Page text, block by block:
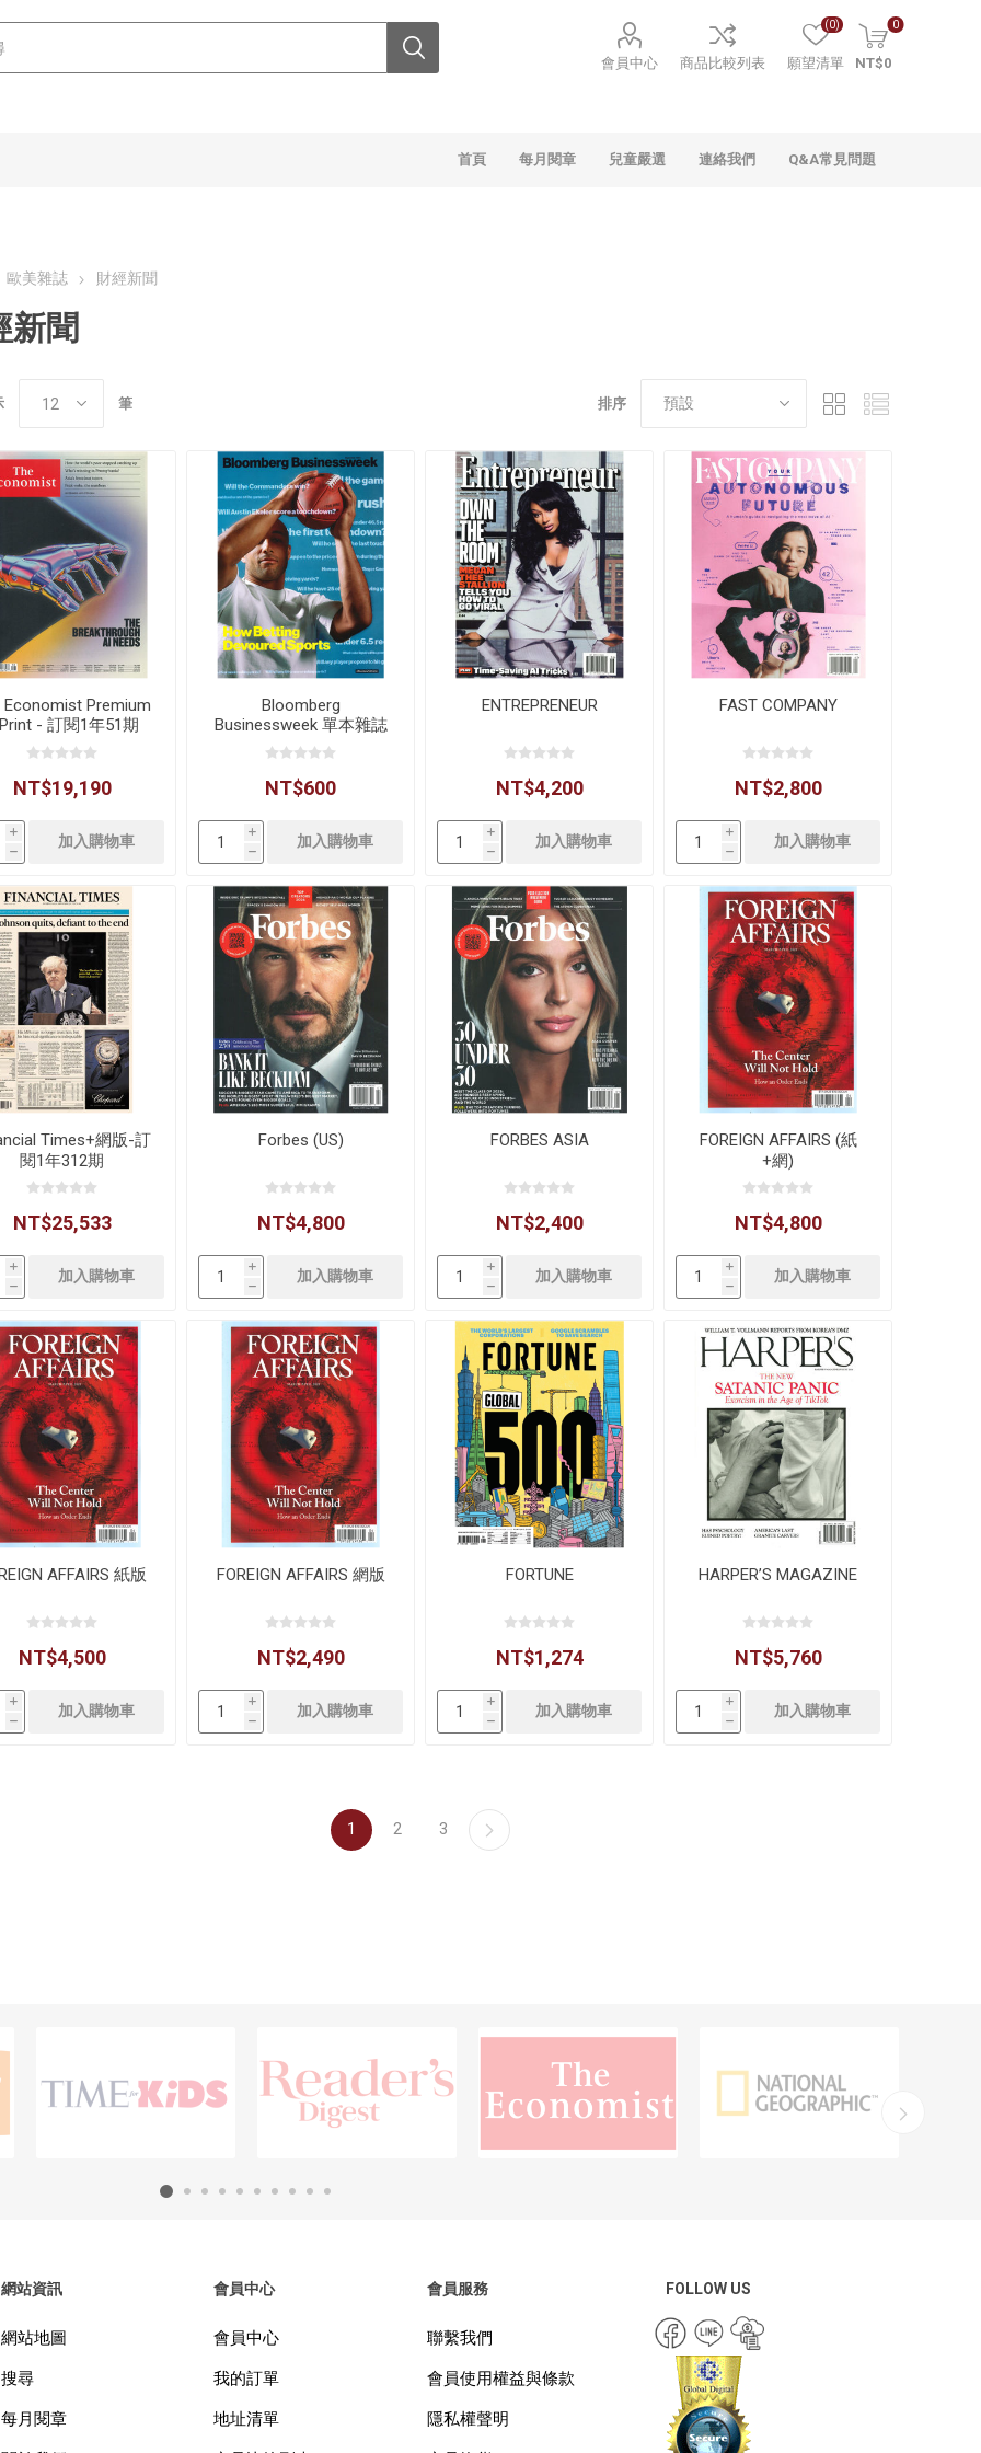
會員中心 商品比較列表 願望清單
(0) 0
NT$0
首頁 每月閱章 兒童嚴選 連絡我們 Q&A常見問題
歐美雜誌 財經新聞
新聞
排序
筆
Economist Premium
- 訂閱1年51期
NT$19,190
i
h
Bloomberg
Businessweek 單本雜誌
NT$600
i
h
ENTREPRENEUR
NT$4,200
i
h
FAST COMPANY
NT$2,800
i
h
Times+網版-訂
閱1年312期
NT$25,533
i
h
Forbes (US)
NT$4,800
i
h
FORBES ASIA
NT$2,400
i
h
FOREIGN AFFAIRS (紙
+網)
NT$4,800
i
h
AFFAIRS 紙版
NT$4,500
i
h
FOREIGN AFFAIRS 網版
NT$2,490
i
h
FORTUNE
NT$1,274
i
h
HARPER’S MAGAZINE
NT$5,760
i
h
1 2 3
網站資訊
網站地圖
搜尋
每月閱章
會員中心
會員中心
我的訂單
地址清單
會員服務
聯繫我們
會員使用權益與條款
隱私權聲明
FOLLOW US